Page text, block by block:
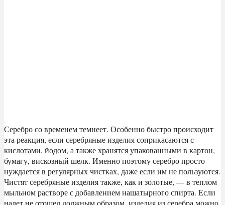
Серебро со временем темнеет. Особенно быстро происходит
эта реакция, если серебряные изделия соприкасаются с
кислотами, йодом, а также хранятся упакованными в картон,
бумагу, вискозный шелк. Именно поэтому серебро просто
нуждается в регулярных чистках, даже если им не пользуются.
Чистят серебряные изделия также, как и золотые, — в теплом
мыльном растворе с добавлением нашатырного спирта. Если
налет не отошел должным образом, изделия из серебра можно